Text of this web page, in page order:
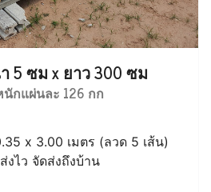
5 ซม x ยาว 300 ซม
นักแผ่นละ 126 กก
x 3.00 เมตร (ลวด 5 เส้น)
งไว จัดส่งถึงบ้าน